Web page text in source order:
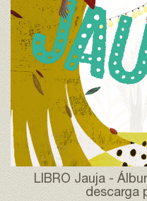
LIBRO Jauja -
descarga